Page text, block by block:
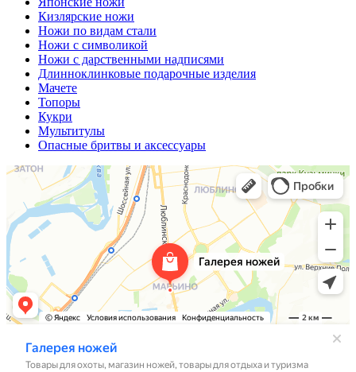
Кизлярские ножи
Ножи по видам стали
Ножи с символикой
Ножи с дарственными надписями
Длинноклинковые подарочные изделия
Мачете
Топоры
Кукри
Мультитулы
Опасные бритвы и аксессуары